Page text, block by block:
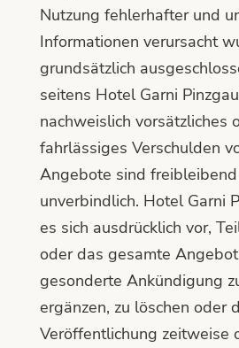
Nutzung fehlerhafter und
Informationen verursacht
grundsätzlich
seitens Hotel Garni
nachweislich vorsätzliches
fahrlässiges Verschulden
Angebote sind
unverbindlich. Hotel Garni
es sich ausdrücklich vor,
oder das gesamte
gesonderte Ankündigung
ergänzen, zu löschen oder
Veröffentlichung zeitweise